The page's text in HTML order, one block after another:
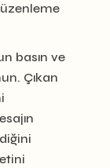
basın ve
Çıkan